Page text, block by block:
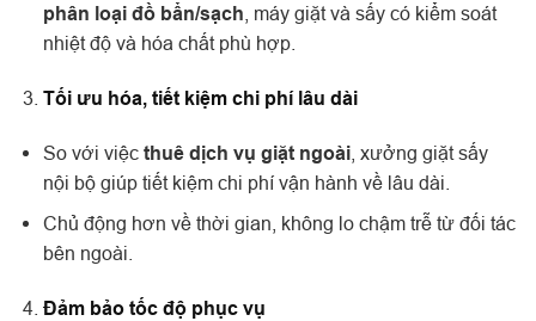
phân loại đồ bẩn/sạch , máy giặt và sấy có kiểm soát
nhiệt độ và hóa chất phù hợp.
Tối ưu hóa, tiết kiệm chi phí lâu dài
So với việc thuê dịch vụ giặt ngoài, xưởng giặt sấy
nội bộ giúp tiết kiệm chi phí vận hành về lâu dài.
Chủ động hơn về thời gian, không lo chậm trễ từ đối tác
bên ngoài.
Đảm bảo tốc độ phục vụ